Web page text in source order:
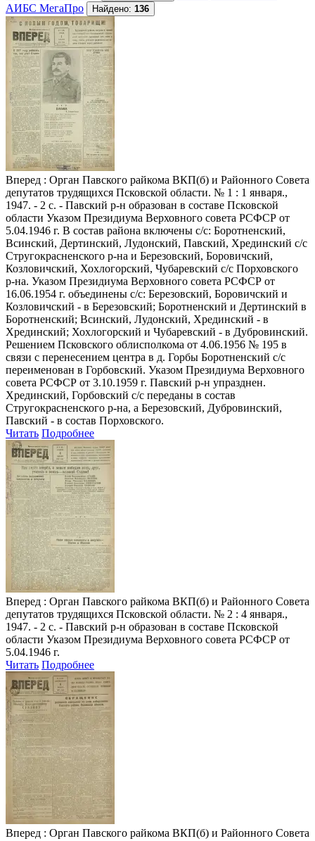
АИБС МегаПро
Найдено: 136
Вперед : Орган Павского райкома ВКП(б) и Районного Совета
депутатов трудящихся Псковской области. № 1 : 1 января.,
1947. - 2 с. - Павский р-н образован в составе Псковской
области Указом Президиума Верховного совета РСФСР от
5.04.1946 г. В состав района включены с/с: Боротненский,
Всинский, Дертинский, Лудонский, Павский, Хрединский с/с
Стругокрасненского р-на и Березовский, Боровичский,
Козловичский, Хохлогорский, Чубаревский с/с Порховского
р-на. Указом Президиума Верховного совета РСФСР от
16.06.1954 г. объединены с/с: Березовский, Боровичский и
Козловичский - в Березовский; Боротненский и Дертинский в
Боротненский; Всинский, Лудонский, Хрединский - в
Хрединский; Хохлогорский и Чубаревский - в Дубровинский.
Решением Псковского облисполкома от 4.06.1956 № 195 в
связи с перенесением центра в д. Горбы Боротненский с/с
переименован в Горбовский. Указом Президиума Верховного
совета РСФСР от 3.10.1959 г. Павский р-н упразднен.
Хрединский, Горбовский с/с переданы в состав
Стругокрасненского р-на, а Березовский, Дубровинский,
Павский - в состав Порховского.
Читать Подробнее
Вперед : Орган Павского райкома ВКП(б) и Районного Совета
депутатов трудящихся Псковской области. № 2 : 4 января.,
1947. - 2 с. - Павский р-н образован в составе Псковской
области Указом Президиума Верховного совета РСФСР от
5.04.1946 г.
Читать Подробнее
Вперед : Орган Павского райкома ВКП(б) и Районного Совета